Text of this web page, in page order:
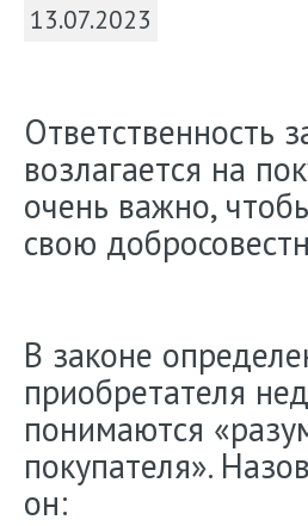
13.07.2023
Ответственность
возлагается на
очень важно,
свою
В законе
приобретателя
понимаются
покупателя».
он: